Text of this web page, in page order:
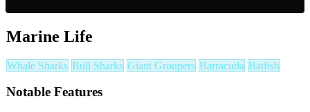
Marine Life
Whale Sharks Bull Sharks Giant Groupers Barracuda Batfish
Notable Features